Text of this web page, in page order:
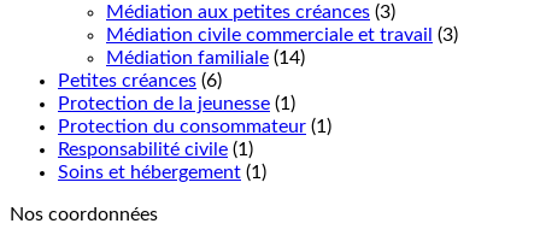
Médiation aux petites créances (3)
Médiation civile commerciale et travail (3)
Médiation familiale (14)
Petites créances (6)
Protection de la jeunesse (1)
Protection du consommateur (1)
Responsabilité civile (1)
Soins et hébergement (1)
Nos coordonnées